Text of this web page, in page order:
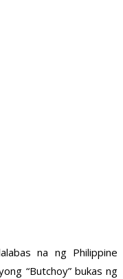
na ng Philippine
“Butchoy” bukas ng